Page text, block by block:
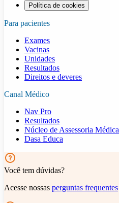
Política de cookies
Para pacientes
Exames
Vacinas
Unidades
Resultados
Direitos e deveres
Canal Médico
Nav Pro
Resultados
Núcleo de Assessoria Médica
Dasa Educa
Você tem dúvidas?
Acesse nossas perguntas frequentes